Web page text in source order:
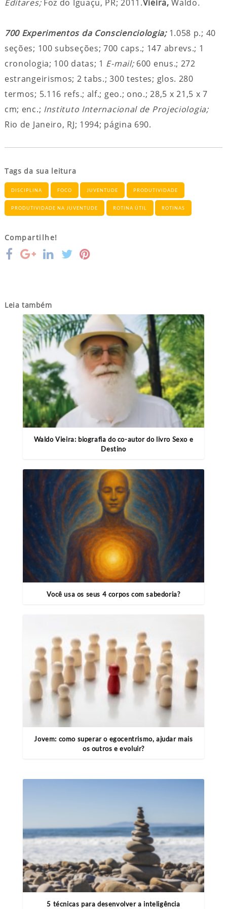
Editares; Foz do Iguaçu, PR; 2011.Vieira, Waldo.
700 Experimentos da Conscienciologia; 1.058 p.; 40
seções; 100 subseções; 700 caps.; 147 abrevs.; 1
cronologia; 100 datas; 1 E-mail;600 enus.; 272
estrangeirismos; 2 tabs.; 300 testes; glos. 280
termos; 5.116 refs.; alf.; geo.; ono.; 28,5 x 21,5 x 7
cm; enc.; Instituto Internacional de Projeciologia;
Rio de Janeiro, RJ; 1994; página 690.
Tags da sua leitura
DISCIPLINA FOCO JUVENTUDE PRODUTIVIDADE
PRODUTIVIDADE NA JUVENTUDE ROTINA ÚTIL ROTINAS
Compartilhe!
Leia também
Waldo Vieira: biografia do co-autor do livro Sexo e
Destino
Você usa os seus 4 corpos com sabedoria?
Jovem: como superar o egocentrismo, ajudar mais
os outros e evoluir?
5 técnicas para desenvolver a inteligência